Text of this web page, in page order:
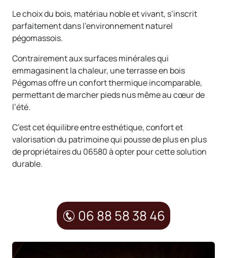
Le choix du bois, matériau noble et vivant, s’inscrit
parfaitement dans l’environnement naturel
pégomassois.
Contrairement aux surfaces minérales qui
emmagasinent la chaleur, une terrasse en bois
Pégomas offre un confort thermique incomparable,
permettant de marcher pieds nus même au cœur de
l’été.
C’est cet équilibre entre esthétique, confort et
valorisation du patrimoine qui pousse de plus en plus
de propriétaires du 06580 à opter pour cette solution
durable.
06 88 58 38 46